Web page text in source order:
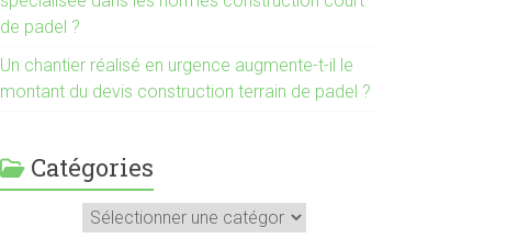
de padel ?
Un chantier réalisé en urgence augmente-t-il le
montant du devis construction terrain de padel ?
Catégories